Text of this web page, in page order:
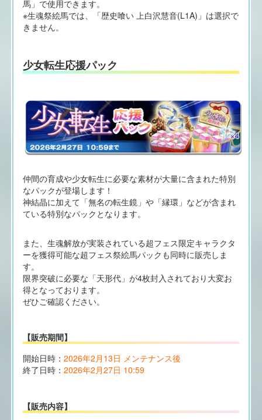
馬」で使用できます。
※生魂祭絵馬では、「歴史喰い 上白沢慧音(L1A)」は選択で
きません。
少女転生応援パック
仲間の育成や少女転生に必要な素材が大量に含まれた特別
なパックが登場します！
神結晶に加えて「無名の転生鏡」や「縁環」などが含まれ
ている特別なパックとなります。
また、生魂解放が実装されている超フェス限定キャラクタ
ーを獲得可能な超フェス祭絵馬パックも同時に販売しま
す。
限界突破に必要な「天形代」が4枚封入されており大変お
得となっております。
ぜひご確認ください。
【販売期間】
開始日時： 2026年2月13日 メンテナンス後
終了日時： 2026年2月27日 10:59
【販売内容】